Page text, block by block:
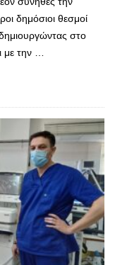
δημόσιοι θεσμοί
στο
με την …